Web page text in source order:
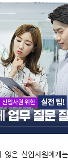
않은 신입사원에게